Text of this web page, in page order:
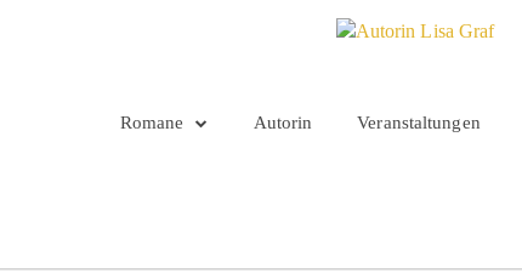
Romane Autorin Veranstaltungen